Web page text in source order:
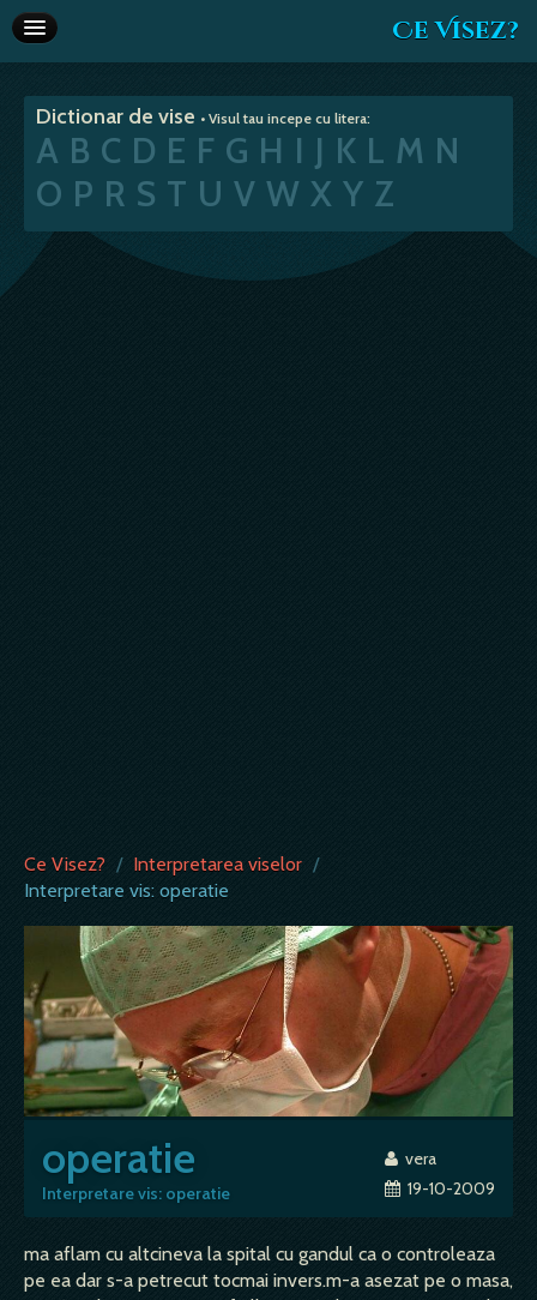
Ce Visez?
Interpretare vise
Articole
Va recomandam
Dictionar de vise • Visul tau incepe cu litera:
A B C D E F G H I J K L M N
O P R S T U V W X Y Z
Ce Visez? / Interpretarea viselor /
Interpretare vis: operatie
operatie
Interpretare vis: operatie
vera
19-10-2009
ma aflam cu altcineva la spital cu gandul ca o controleaza
pe ea dar s-a petrecut tocmai invers.m-a asezat pe o masa,